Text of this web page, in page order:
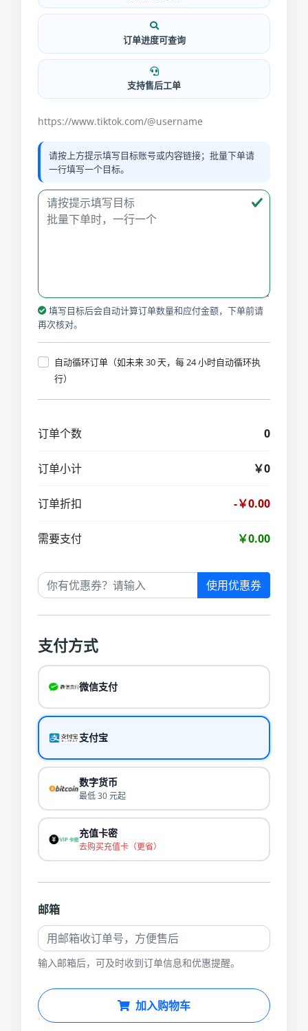
订单进度可查询
支持售后工单
https://www.tiktok.com/@username
请按上方提示填写目标账号或内容链接；批量下单请
一行填写一个目标。
填写目标后会自动计算订单数量和应付金额，下单前请
再次核对。
自动循环订单（如未来 30 天，每 24 小时自动循环执
行）
订单个数 0
订单小计 ￥0
订单折扣 -￥0.00
需要支付 ￥0.00
使用优惠券
支付方式
微信支付
支付宝
数字货币
最低 30 元起
充值卡密
去购买充值卡（更省）
邮箱
输入邮箱后，可及时收到订单信息和优惠提醒。
加入购物车